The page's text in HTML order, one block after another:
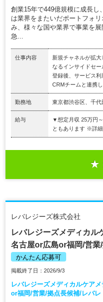
創業15年で449億規模に成長
は業界をまたいだポートフォ
み、様々な国や業界で事業を
急...
仕事内容
新規チャネルが拡
なるインサイドセ
登録後、サービス利
CRMチームと連携し
勤務地 東京都渋谷区、千代
給与
▼想定月収 25万円
ともあります ※詳細
レバレジーズ株式会社
レバレジーズメディカル
名古屋or広島or福岡/営業
かんたん応募可
掲載終了日：2026/9/3
レバレジーズメディカルケア
or福岡/営業/拠点長候補/レバレ